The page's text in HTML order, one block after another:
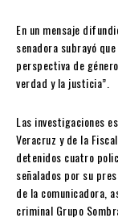
En un mensaje
senadora subrayó
perspectiva de
verdad y la justicia”.
Las investigaciones
Veracruz y de la
detenidos cuatro
señalados por su
de la comunicadora,
criminal Grupo